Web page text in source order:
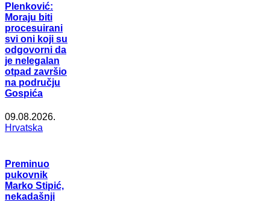
Plenković:
Moraju biti
procesuirani
svi oni koji su
odgovorni da
je nelegalan
otpad završio
na području
Gospića
09.08.2026.
Hrvatska
Preminuo
pukovnik
Marko Stipić,
nekadašnji